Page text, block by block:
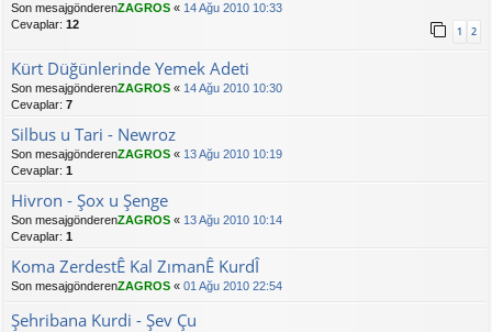
Son mesajgönderenZAGROS « 14 Ağu 2010 10:33
Cevaplar: 12 1 2
Kürt Düğünlerinde Yemek Adeti
Son mesajgönderenZAGROS « 14 Ağu 2010 10:30
Cevaplar: 7
Silbus u Tari - Newroz
Son mesajgönderenZAGROS « 13 Ağu 2010 10:19
Cevaplar: 1
Hivron - Şox u Şenge
Son mesajgönderenZAGROS « 13 Ağu 2010 10:14
Cevaplar: 1
Koma ZerdestÊ Kal ZımanÊ KurdÎ
Son mesajgönderenZAGROS « 01 Ağu 2010 22:54
Şehribana Kurdi - Şev Çu